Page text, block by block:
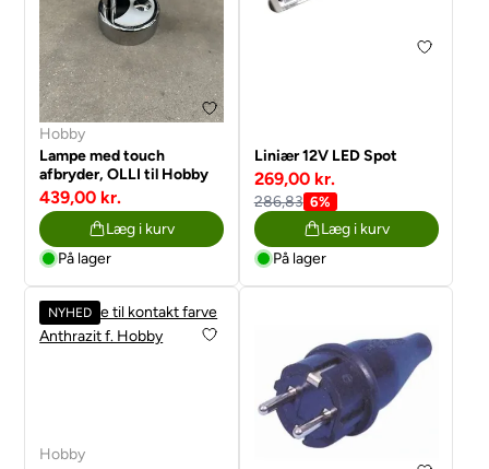
Hobby
Lampe med touch
afbryder, OLLI til Hobby
439,00 kr.
Læg i kurv
På lager
Liniær 12V LED Spot
269,00 kr.
286,83 6%
Læg i kurv
På lager
NYHED
Hobby